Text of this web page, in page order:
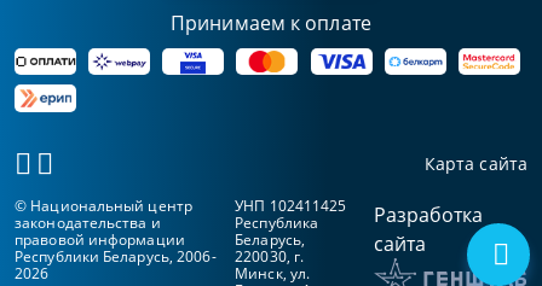
Принимаем к оплате
Карта сайта
© Национальный центр
законодательства и
правовой информации
Республики Беларусь, 2006-
2026
УНП 102411425
Республика
Беларусь,
220030, г.
Минск, ул.
Разработка
сайта